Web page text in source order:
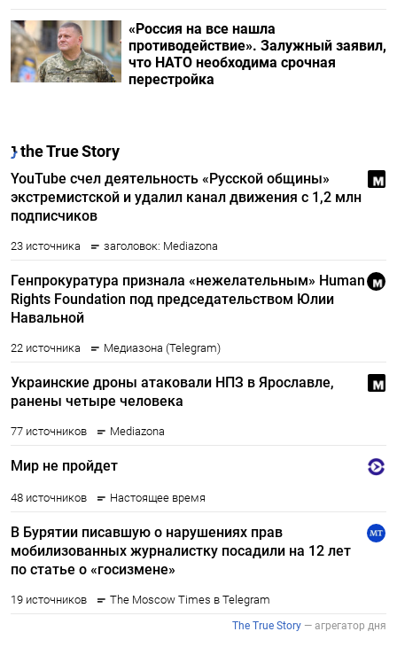
«Россия на все нашла
противодействие». Залужный заявил,
что НАТО необходима срочная
перестройка